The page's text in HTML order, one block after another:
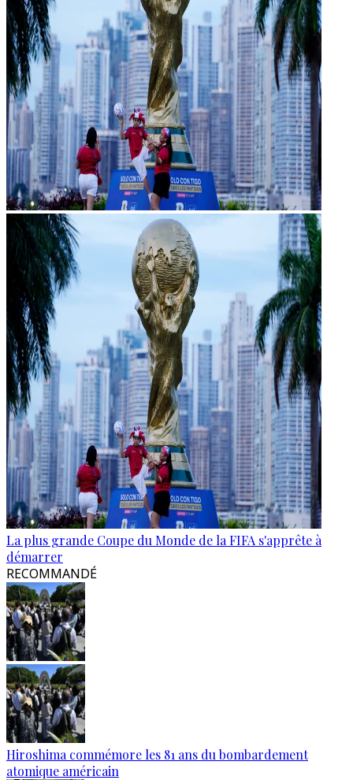
La plus grande Coupe du Monde de la FIFA s'apprête à
démarrer
RECOMMANDÉ
Hiroshima commémore les 81 ans du bombardement
atomique américain